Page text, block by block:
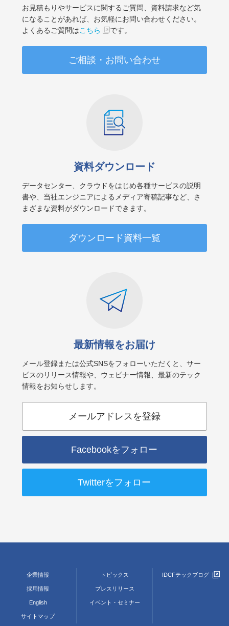
お見積もりやサービスに関するご質問、資料請求など気
になることがあれば、お気軽にお問い合わせください。
よくあるご質問はこちら です。
ご相談・お問い合わせ
資料ダウンロード
データセンター、クラウドをはじめ各種サービスの説明
書や、当社エンジニアによるメディア寄稿記事など、さ
まざまな資料がダウンロードできます。
ダウンロード資料一覧
最新情報をお届け
メール登録または公式SNSをフォローいただくと、サー
ビスのリリース情報や、ウェビナー情報、最新のテック
情報をお知らせします。
メールアドレスを登録
Facebookをフォロー
Twitterをフォロー
企業情報
採用情報
English
サイトマップ
トピックス
プレスリリース
イベント・セミナー
IDCFテックブログ